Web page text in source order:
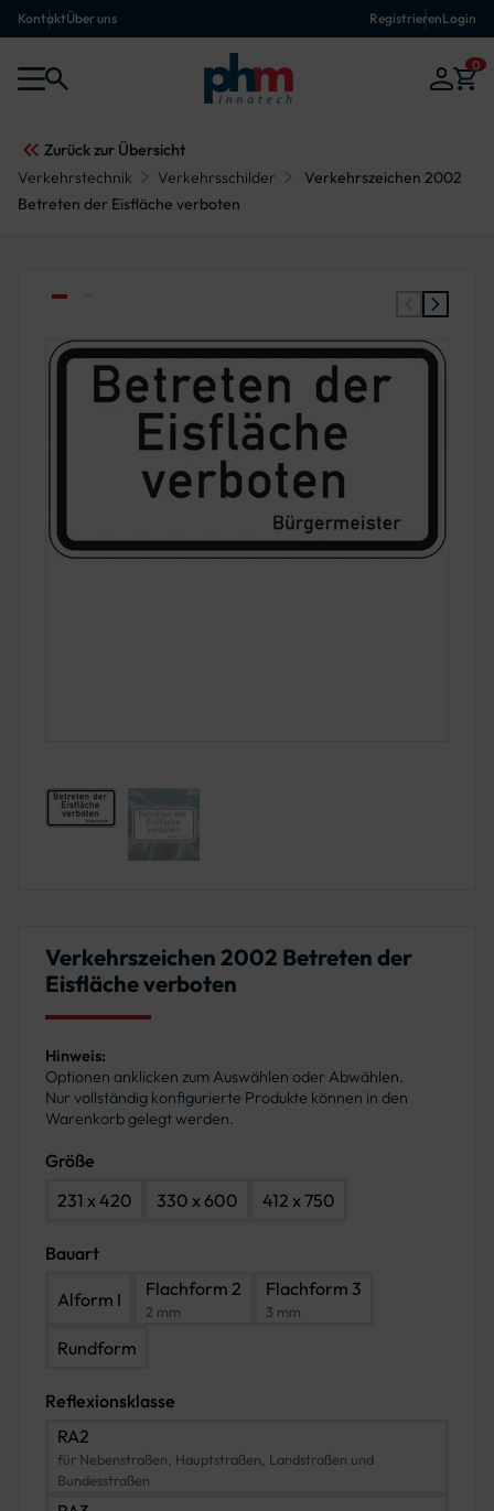
KontaktÜber uns RegistrierenLogin
0
Zurück zur Übersicht
Verkehrstechnik
Verkehrsschilder
Verkehrszeichen 2002
Betreten der Eisfläche verboten
Verkehrszeichen 2002 Betreten der
Eisfläche verboten
Hinweis:
Optionen anklicken zum Auswählen oder Abwählen.
Nur vollständig konfigurierte Produkte können in den
Warenkorb gelegt werden.
Größe
231 x 420
330 x 600 412 x 750
Bauart
Alform I Flachform 2
2 mm
Flachform 3
3 mm
Rundform
Reflexionsklasse
RA2
für Nebenstraßen, Hauptstraßen, Landstraßen und
Bundesstraßen